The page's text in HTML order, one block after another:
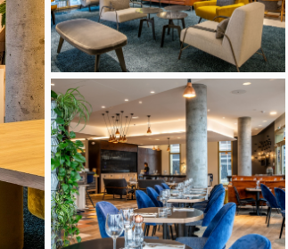
Rejoignez l'un des plus grands programmes de
fidélité au monde